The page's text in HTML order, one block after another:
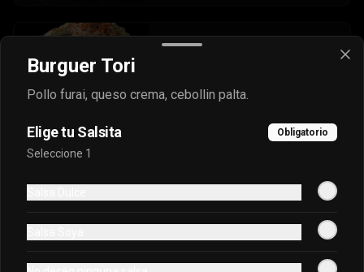
Oriental Tradicional
en salsa acevichada.
Oriental Tuna Acevichado
envuelto en atun y bañado en salsa
Burguer Tori
Pollo furai, queso crema, cebollin palta.
Elige tu Salsita Obligatorio
Seleccione 1